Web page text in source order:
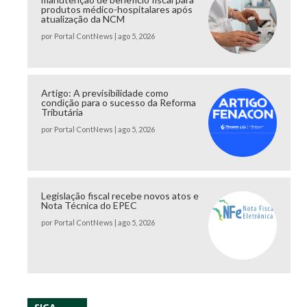
produtos médico-hospitalares após
atualização da NCM
por Portal ContNews ago 5, 2026
Artigo: A previsibilidade como
condição para o sucesso da Reforma
Tributária
por Portal ContNews ago 5, 2026
Legislação fiscal recebe novos atos e
Nota Técnica do EPEC
por Portal ContNews ago 5, 2026